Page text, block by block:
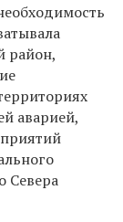
район,
аварией,
Севера